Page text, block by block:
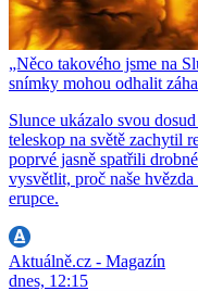
„Něco takového jsme na
snímky mohou odhalit
Slunce ukázalo svou
teleskop na světě zachytil
poprvé jasně spatřili
vysvětlit, proč naše
erupce.
Aktuálně.cz - Magazín
dnes, 12:15